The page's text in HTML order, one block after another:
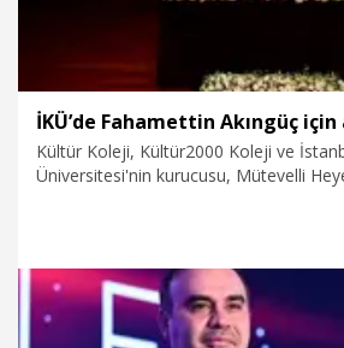
Kültür Koleji, Kültür2000 Koleji ve
Üniversitesi'nin kurucusu, Mütevelli
ardından son yolculuğuna uğurlandı.